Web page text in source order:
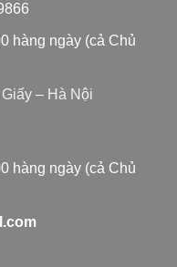
hàng ngày (cả Chủ
– Hà Nội
hàng ngày (cả Chủ